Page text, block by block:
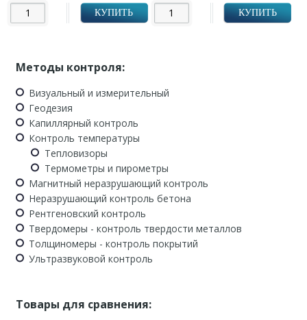
КУПИТЬ КУПИТЬ
Методы контроля:
Визуальный и измерительный
Геодезия
Капиллярный контроль
Контроль температуры
Тепловизоры
Термометры и пирометры
Магнитный неразрушающий контроль
Неразрушающий контроль бетона
Рентгеновский контроль
Твердомеры - контроль твердости металлов
Толщиномеры - контроль покрытий
Ультразвуковой контроль
Товары для сравнения: